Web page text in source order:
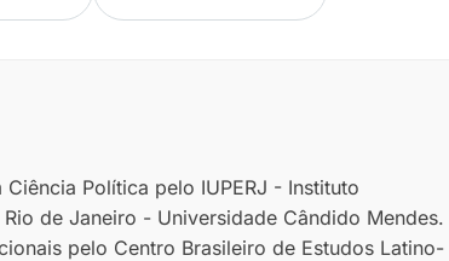
Ciência Política pelo IUPERJ - Instituto
de Janeiro - Universidade Cândido Mendes.
pelo Centro Brasileiro de Estudos Latino-